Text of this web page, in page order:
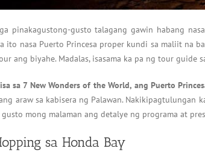
pinakagustong-gusto talagang gawin habang
ito nasa Puerto Princesa proper kundi sa maliit na
ang biyahe. Madalas, isasama ka pa ng tour guide
isa sa 7 New Wonders of the World, ang Puerto
araw sa kabisera ng Palawan. Nakikipagtulungan
mong malaman ang detalye ng programa at
sa Honda Bay